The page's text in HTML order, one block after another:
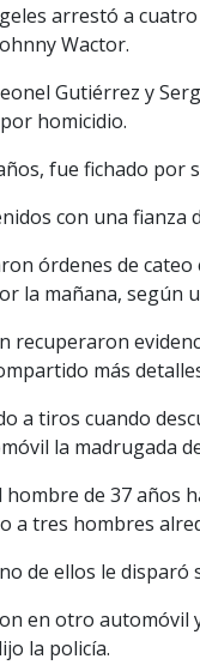
arrestó a
Wactor.
Gutiérrez y
homicidio.
fue fichado por
con una fianza
órdenes de
la mañana, según
recuperaron
más
a tiros cuando
la madrugada
hombre de 37 años
a tres hombres
de ellos le disparó
en otro automóvil
la policía.